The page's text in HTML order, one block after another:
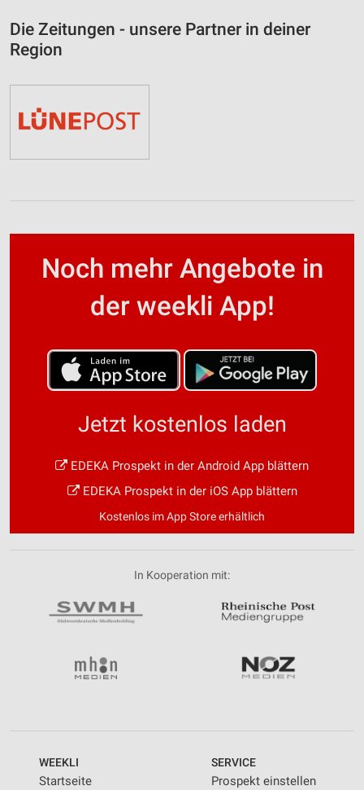
Die Zeitungen - unsere Partner in deiner
Region
Noch mehr Angebote in
der weekli App!
Jetzt kostenlos laden
EDEKA Prospekt in der Android App blättern
EDEKA Prospekt in der iOS App blättern
Kostenlos im App Store erhältlich
In Kooperation mit:
WEEKLI
Startseite
SERVICE
Prospekt einstellen